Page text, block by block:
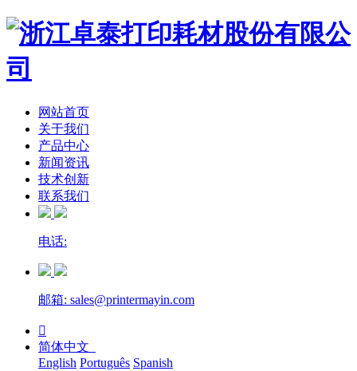
网站首页
关于我们
产品中心
新闻资讯
技术创新
联系我们
电话:
邮箱: sales@printermayin.com

简体中文
English Português Spanish